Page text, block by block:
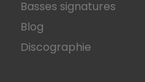
Basses signatures
Blog
Discographie